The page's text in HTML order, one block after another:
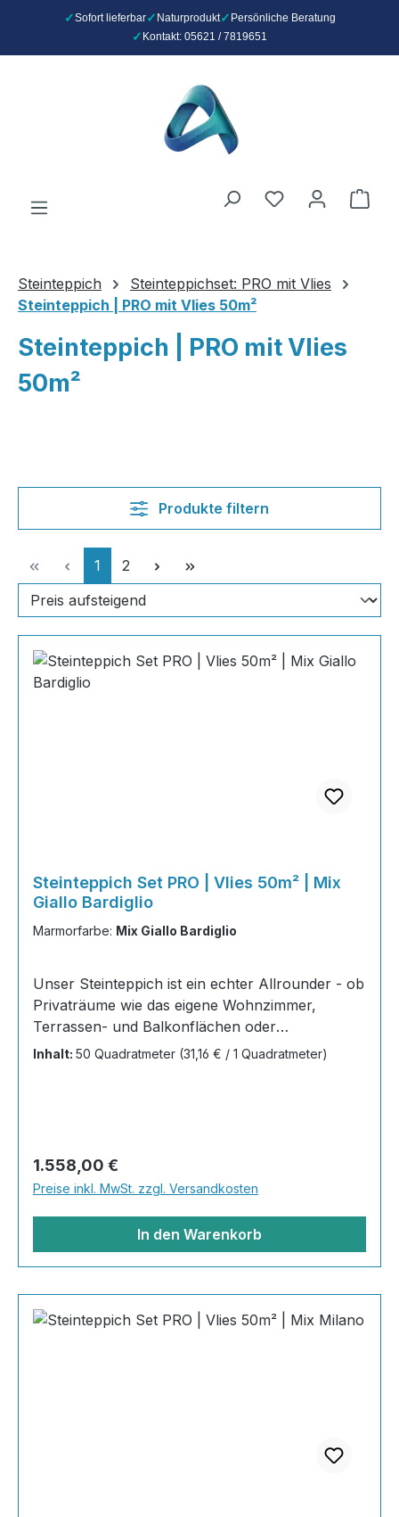
Sofort lieferbar Naturprodukt
Persönliche Beratung
Kontakt: 05621 / 7819651
Du hast 0
Steinteppich
Steinteppichset: PRO mit Vlies
Steinteppich | PRO mit Vlies 50m²
Steinteppich | PRO mit Vlies
50m²
Produkte filtern
Seite
1 Seite
2
Steinteppich Set PRO | Vlies 50m² | Mix
Giallo Bardiglio
Marmorfarbe: Mix Giallo Bardiglio
Unser Steinteppich ist ein echter Allrounder - ob
Privaträume wie das eigene Wohnzimmer,
Terrassen- und Balkonflächen oder
Gewerbeobjekte und Austellungsräume; unsere
und einfach zu verlegen. Stöbern Sie in unserem
Shop nach Ihrer Lieblingsfarbe und legen Sie
gleich los. Inhalt 20x25 kg Marmorsteine 10 kg
Grundierung AT-EG 30 40
Inhalt: 50 Quadratmeter (31,16 € / 1 Quadratmeter)
Regulärer Preis:
1.558,00 €
Preise inkl. MwSt. zzgl. Versandkosten
In den Warenkorb